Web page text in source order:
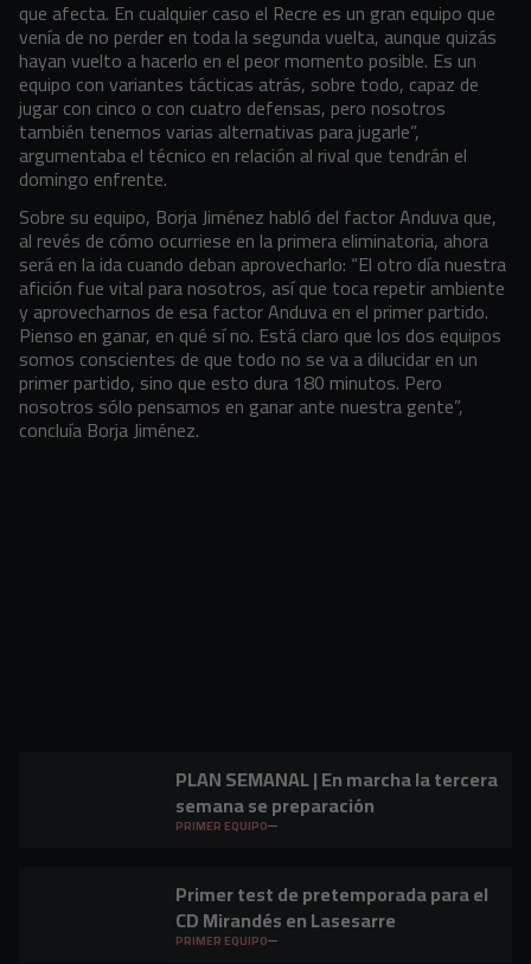
que afecta. En cualquier caso el Recre es un gran equipo que
venía de no perder en toda la segunda vuelta, aunque quizás
hayan vuelto a hacerlo en el peor momento posible. Es un
equipo con variantes tácticas atrás, sobre todo, capaz de
jugar con cinco o con cuatro defensas, pero nosotros
también tenemos varias alternativas para jugarle”,
argumentaba el técnico en relación al rival que tendrán el
domingo enfrente.
Sobre su equipo, Borja Jiménez habló del factor Anduva que,
al revés de cómo ocurriese en la primera eliminatoria, ahora
será en la ida cuando deban aprovecharlo: “El otro día nuestra
afición fue vital para nosotros, así que toca repetir ambiente
y aprovecharnos de esa factor Anduva en el primer partido.
Pienso en ganar, en qué sí no. Está claro que los dos equipos
somos conscientes de que todo no se va a dilucidar en un
primer partido, sino que esto dura 180 minutos. Pero
nosotros sólo pensamos en ganar ante nuestra gente”,
concluía Borja Jiménez.
PLAN SEMANAL | En marcha la tercera
semana se preparación
PRIMER EQUIPO
Primer test de pretemporada para el
CD Mirandés en Lasesarre
PRIMER EQUIPO